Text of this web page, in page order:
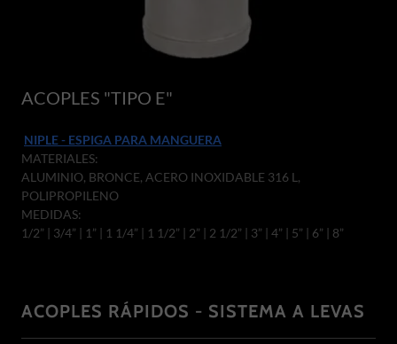
ACOPLES "TIPO E"
NIPLE - ESPIGA PARA MANGUERA
MATERIALES:
ALUMINIO, BRONCE, ACERO INOXIDABLE 316 L,
POLIPROPILENO
MEDIDAS:
1/2” | 3/4” | 1” | 1 1/4” | 1 1/2” | 2” | 2 1/2” | 3” | 4” | 5” | 6” | 8”
ACOPLES RÁPIDOS - SISTEMA A LEVAS